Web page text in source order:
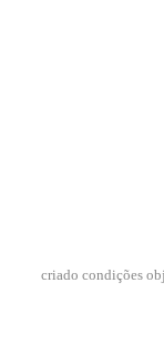
criado condições